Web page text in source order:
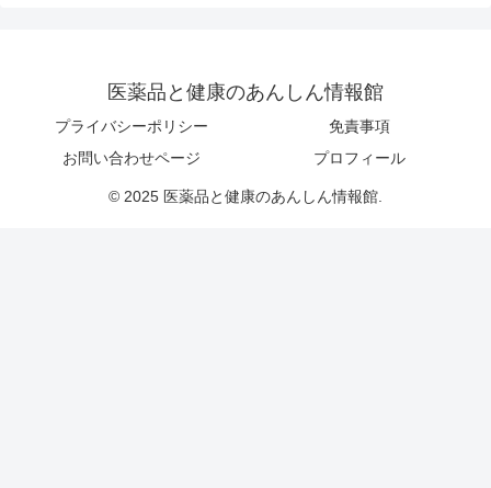
医薬品と健康のあんしん情報館
プライバシーポリシー
免責事項
お問い合わせページ
プロフィール
© 2025 医薬品と健康のあんしん情報館.